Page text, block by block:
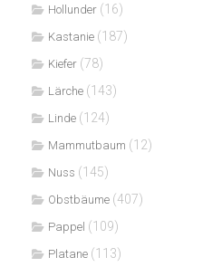
Hollunder (16)
Kastanie (187)
Kiefer (78)
Lärche (143)
Linde (124)
Mammutbaum (12)
Nuss (145)
Obstbäume (407)
Pappel (109)
Platane (113)